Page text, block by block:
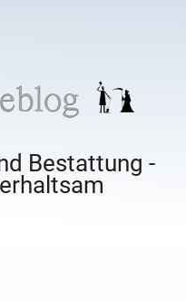
Bestattung -